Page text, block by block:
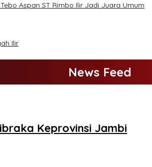
Aspan ST Rimbo Ilir Jadi Juara Umum
Ilir
News Feed
Keprovinsi Jambi